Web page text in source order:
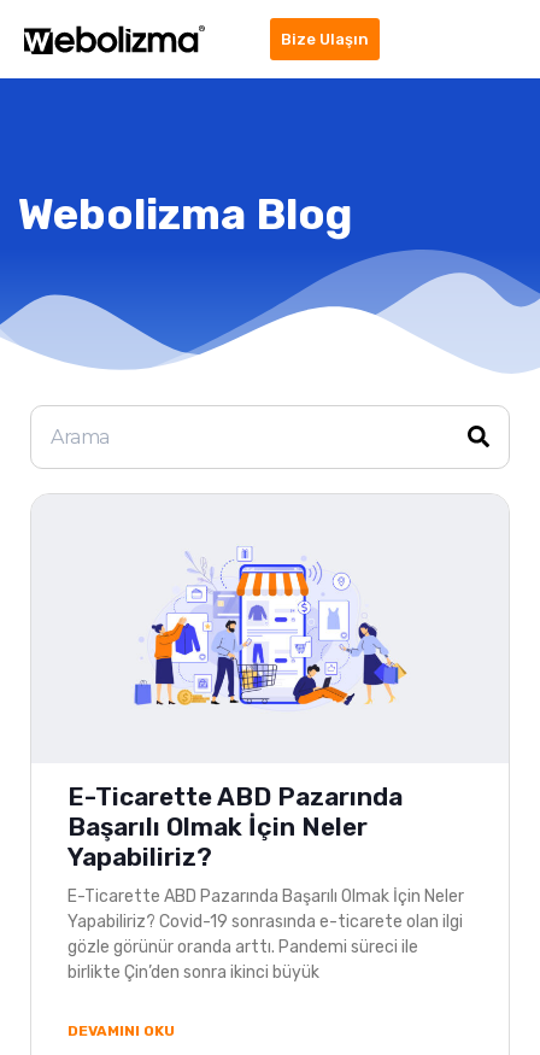
Bize Ulaşın
Webolizma Blog
E-Ticarette ABD Pazarında
Başarılı Olmak İçin Neler
Yapabiliriz?
E-Ticarette ABD Pazarında Başarılı Olmak İçin Neler
Yapabiliriz? Covid-19 sonrasında e-ticarete olan ilgi
gözle görünür oranda arttı. Pandemi süreci ile
birlikte Çin’den sonra ikinci büyük
DEVAMINI OKU